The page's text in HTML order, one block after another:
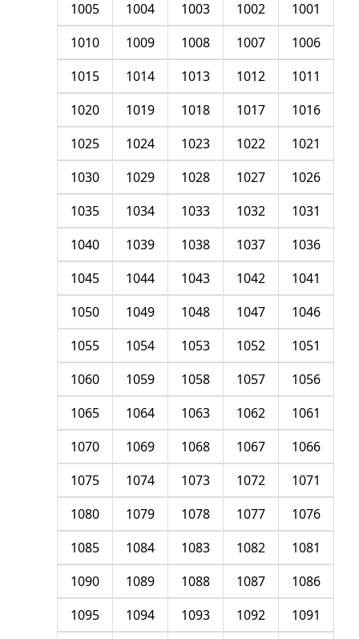
1001
1002
1003
1004
1005
1006
1007
1008
1009
1010
1011
1012
1013
1014
1015
1016
1017
1018
1019
1020
1021
1022
1023
1024
1025
1026
1027
1028
1029
1030
1031
1032
1033
1034
1035
1036
1037
1038
1039
1040
1041
1042
1043
1044
1045
1046
1047
1048
1049
1050
1051
1052
1053
1054
1055
1056
1057
1058
1059
1060
1061
1062
1063
1064
1065
1066
1067
1068
1069
1070
1071
1072
1073
1074
1075
1076
1077
1078
1079
1080
1081
1082
1083
1084
1085
1086
1087
1088
1089
1090
1091
1092
1093
1094
1095